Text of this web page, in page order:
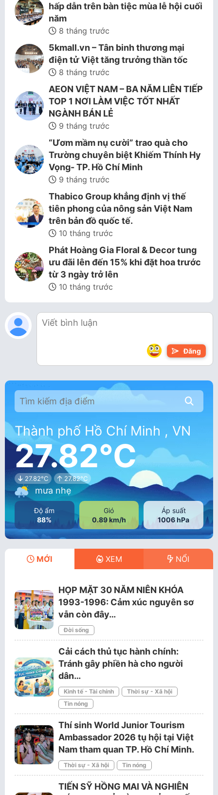
hấp dẫn trên bàn tiệc mùa lễ hội cuối
năm
8 tháng trước
5kmall.vn – Tân binh thương mại
điện tử Việt tăng trưởng thần tốc
8 tháng trước
AEON VIỆT NAM – BA NĂM LIÊN TIẾP
TOP 1 NƠI LÀM VIỆC TỐT NHẤT
NGÀNH BÁN LẺ
9 tháng trước
“Ươm mầm nụ cười” trao quà cho
Trường chuyên biệt Khiếm Thính Hy
Vọng- TP. Hồ Chí Minh
9 tháng trước
Thabico Group khẳng định vị thế
tiên phong của nông sản Việt Nam
trên bản đồ quốc tế.
10 tháng trước
Phát Hoàng Gia Floral & Decor tung
ưu đãi lên đến 15% khi đặt hoa trước
từ 3 ngày trở lên
10 tháng trước
Đăng
Thành phố Hồ Chí Minh , VN
27.82°C
27.82°C 27.82°C
mưa nhẹ
Độ ẩm
88%
Gió
0.89 km/h
Áp suất
1006 hPa
MỚI XEM NỔI
HỌP MẶT 30 NĂM NIÊN KHÓA
1993-1996: Cảm xúc nguyên sơ
vẫn còn đây…
Đời sống
Cải cách thủ tục hành chính:
Tránh gây phiền hà cho người
dân…
Kinh tế - Tài chính
Thời sự - Xã hội
Tin nóng
Thí sinh World Junior Tourism
Ambassador 2026 tụ hội tại Việt
Nam tham quan TP. Hồ Chí Minh.
Thời sự - Xã hội Tin nóng
TIẾN SỸ HỒNG MAI VÀ NGHIÊN